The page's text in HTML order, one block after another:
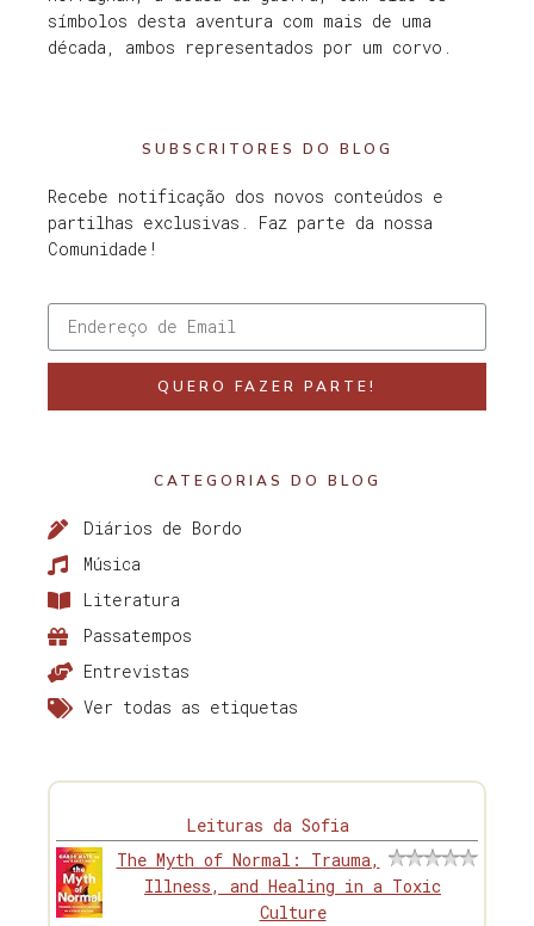
símbolos desta aventura com mais de uma
década, ambos representados por um corvo.
SUBSCRITORES DO BLOG
Recebe notificação dos novos conteúdos e
partilhas exclusivas. Faz parte da nossa
Comunidade!
QUERO FAZER PARTE!
CATEGORIAS DO BLOG
Diários de Bordo
Música
Literatura
Passatempos
Entrevistas
Ver todas as etiquetas
Leituras da Sofia
The Myth of Normal: Trauma,
Illness, and Healing in a Toxic
Culture